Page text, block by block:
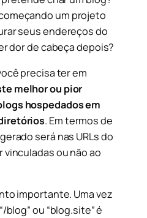
um projeto
seus endereços do
dor de cabeça depois?
precisa ter em
melhor ou pior
hospedados em
. Em termos de
será nas URLs do
ou não ao
importante. Uma vez
ou “blog.site” é